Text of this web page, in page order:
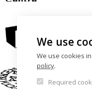
We use
We use cookies
policy.
Required